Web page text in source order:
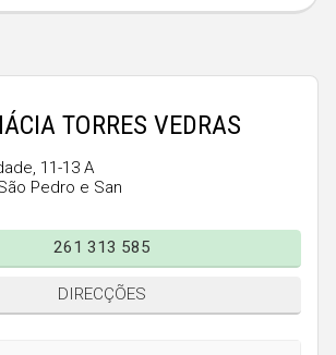
TORRES VEDRAS
11-13 A
Pedro e San
261 313 585
DIRECÇÕES